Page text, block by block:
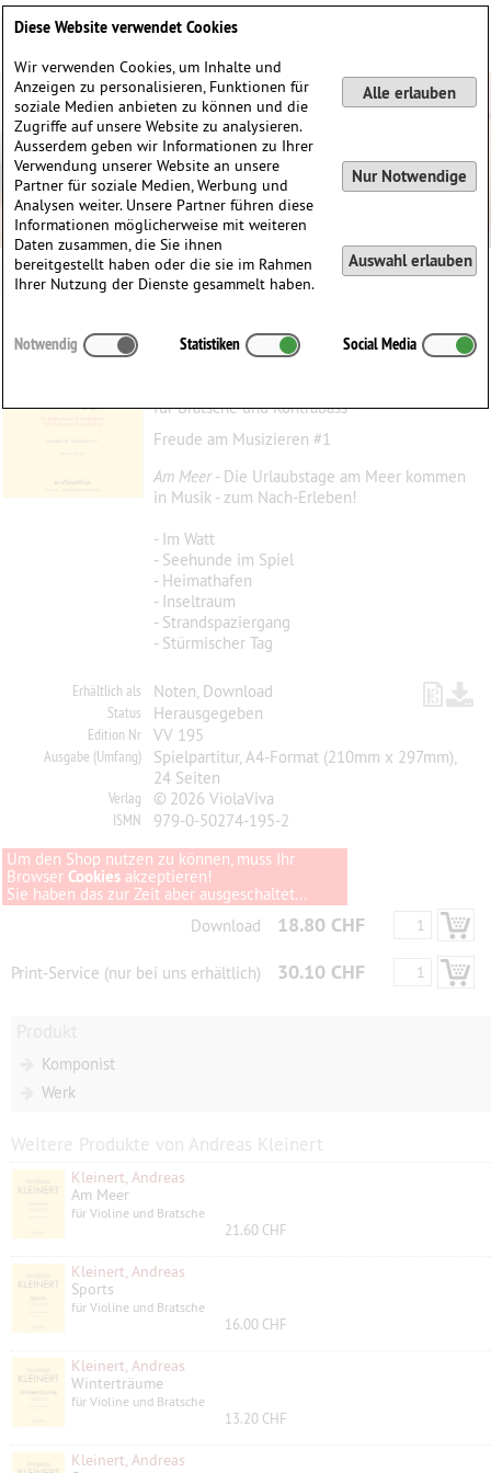
Am Meer
für Bratsche und Kontrabass
Freude am Musizieren #1
Am Meer- Die Urlaubstage am Meer kommen
in Musik - zum Nach-Erleben!
- Im Watt
- Seehunde im Spiel
- Heimathafen
- Inseltraum
- Strandspaziergang
- Stürmischer Tag
Erhältlich als Noten, Download
Status Herausgegeben
Edition Nr VV 195
Ausgabe (Umfang)
Spielpartitur, A4-Format (210mm x 297mm),
24 Seiten
Verlag © 2026 ViolaViva
ISMN
979-0-50274-195-2
Um den Shop nutzen zu können, muss Ihr
Browser Cookies akzeptieren!
Sie haben das zur Zeit aber ausgeschaltet...
Download
18.80 CHF
Print-Service (nur bei uns erhältlich) 30.10 CHF
Komponist
Werk
Weitere Produkte von Andreas Kleinert
Kleinert, Andreas
Am Meer
für Violine und Bratsche
21.60 CHF
Kleinert, Andreas
Sports
für Violine und Bratsche
16.00 CHF
Kleinert, Andreas
Winterträume
für Violine und Bratsche
13.20 CHF
Kleinert, Andreas
Diese Website verwendet Cookies
Wir verwenden Cookies, um Inhalte und
Anzeigen zu personalisieren, Funktionen für
soziale Medien anbieten zu können und die
Zugriffe auf unsere Website zu analysieren.
Ausserdem geben wir Informationen zu Ihrer
Verwendung unserer Website an unsere
Partner für soziale Medien, Werbung und
Analysen weiter. Unsere Partner führen diese
Informationen möglicherweise mit weiteren
Daten zusammen, die Sie ihnen
bereitgestellt haben oder die sie im Rahmen
Ihrer Nutzung der Dienste gesammelt haben.
Alle erlauben
Nur Notwendige
Auswahl erlauben
Notwendig Statistiken Social Media